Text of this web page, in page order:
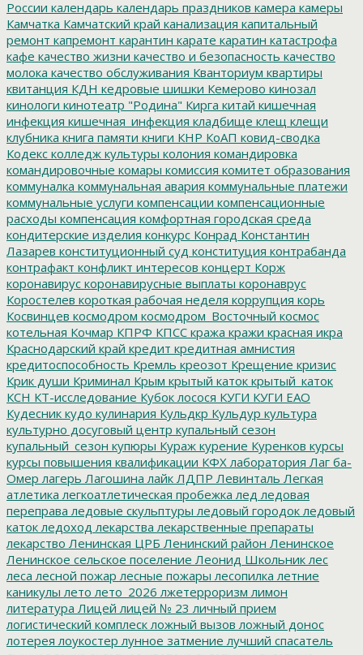
России календарь календарь праздников камера камеры
Камчатка Камчатский край канализация капитальный
ремонт капремонт карантин карате каратин катастрофа
кафе качество жизни качество и безопасность качество
молока качество обслуживания Кванториум квартиры
квитанция КДН кедровые шишки Кемерово кинозал
кинологи кинотеатр "Родина" Кирга китай кишечная
инфекция кишечная_инфекция кладбище клещ клещи
клубника книга памяти книги КНР КоАП ковид-сводка
Кодекс колледж культуры колония командировка
командировочные комары комиссия комитет образования
коммуналка коммунальная авария коммунальные платежи
коммунальные услуги компенсации компенсационные
расходы компенсация комфортная городская среда
кондитерские изделия конкурс Конрад Константин
Лазарев конституционный суд конституция контрабанда
контрафакт конфликт интересов концерт Корж
коронавирус коронавирусные выплаты коронаврус
Коростелев короткая рабочая неделя коррупция корь
Косвинцев космодром космодром_Восточный космос
котельная Кочмар КПРФ КПСС кража кражи красная икра
Краснодарский край кредит кредитная амнистия
кредитоспособность Кремль креозот Крещение кризис
Крик души Криминал Крым крытый каток крытый_каток
КСН КТ-исследование Кубок лосося КУГИ КУГИ ЕАО
Кудесник кудо кулинария Кульдкр Кульдур культура
культурно досуговый центр купальный сезон
купальный_сезон купюры Кураж курение Куренков курсы
курсы повышения квалификации КФХ лаборатория Лаг ба-
Омер лагерь Лагошина лайк ЛДПР Левинталь Легкая
атлетика легкоатлетическая пробежка лед ледовая
переправа ледовые скульптуры ледовый городок ледовый
каток ледоход лекарства лекарственные препараты
лекарство Ленинская ЦРБ Ленинский район Ленинское
Ленинское сельское поселение Леонид Школьник лес
леса лесной пожар лесные пожары лесопилка летние
каникулы лето лето_2026 лжетерроризм лимон
литература Лицей лицей № 23 личный прием
логистический комплеск ложный вызов ложный донос
лотерея лоукостер лунное затмение лучший спасатель